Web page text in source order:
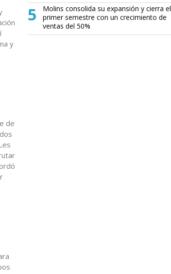
y
de
5
Molins consolida su expansión y cierra el
primer semestre con un crecimiento de
ventas del 50%